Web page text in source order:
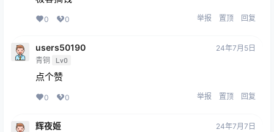
0 0 举报 置顶 回复
users50190
青铜 Lv0
24年7月5日
点个赞
0 0 举报 置顶 回复
辉夜姬 24年7月7日